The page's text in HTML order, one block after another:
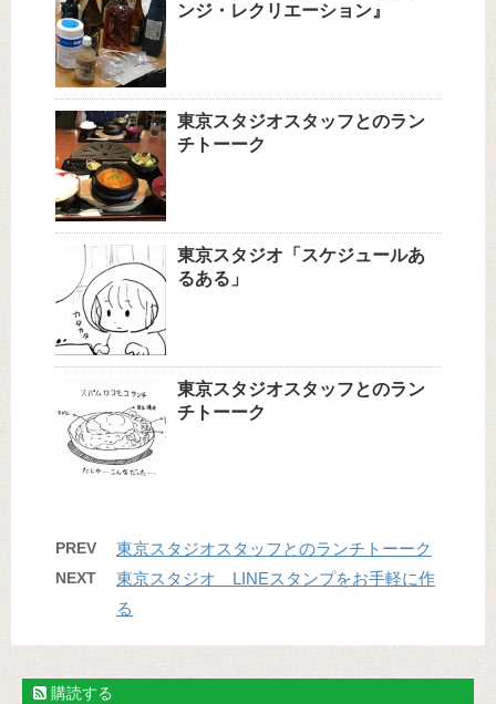
ンジ・レクリエーション』
東京スタジオスタッフとのラン
チトーーク
東京スタジオ「スケジュールあ
るある」
東京スタジオスタッフとのラン
チトーーク
PREV 東京スタジオスタッフとのランチトーーク
NEXT
東京スタジオ LINEスタンプをお手軽に作
る
購読する